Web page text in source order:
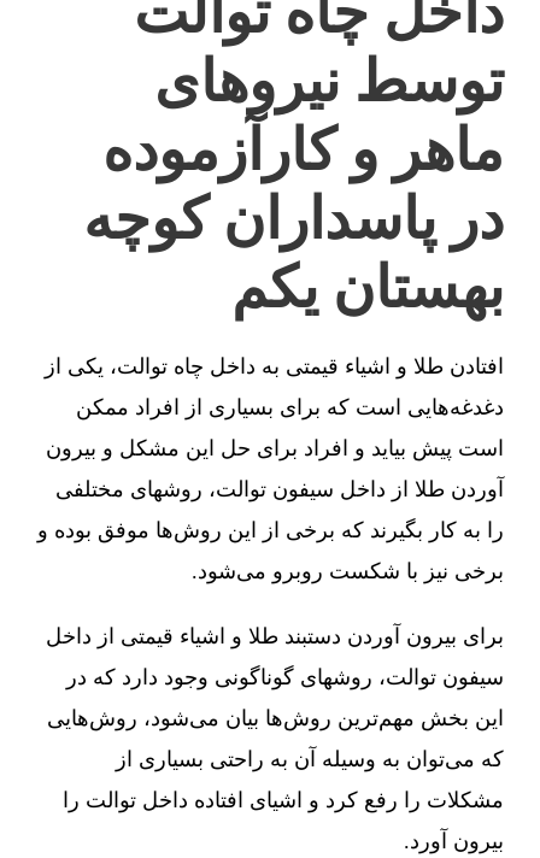
داخل چاه توالت
توسط نیروهای
ماهر و کارآزموده
در پاسداران کوچه
بهستان یکم
افتادن طلا و اشیاء قیمتی به داخل چاه توالت، یکی از
دغدغه‌هایی است که برای بسیاری از افراد ممکن
است پیش بیاید و افراد برای حل این مشکل و بیرون
آوردن طلا از داخل سیفون توالت، روشهای مختلفی
را به کار بگیرند که برخی از این روش‌ها موفق بوده و
برخی نیز با شکست روبرو می‌شود.
برای بیرون آوردن دستبند طلا و اشیاء قیمتی از داخل
سیفون توالت، روشهای گوناگونی وجود دارد که در
این بخش مهم‌ترین روش‌ها بیان می‌شود، روش‌هایی
که می‌توان به وسیله آن به راحتی بسیاری از
مشکلات را رفع کرد و اشیای افتاده داخل توالت را
بیرون آورد.